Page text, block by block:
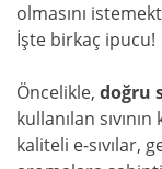
olmasını
İşte birkaç ipucu!
Öncelikle, doğru
kullanılan
kaliteli e-sıvılar,